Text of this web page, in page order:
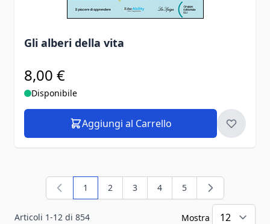
Gli alberi della vita
8,00 €
Disponibile
Aggiungi al Carrello
Articoli 1-12 di 854
Attualmente stai leggendo la pagina
1 Pagina
2 Pagina
3 Pagina
4 Pagina
5
Mostra